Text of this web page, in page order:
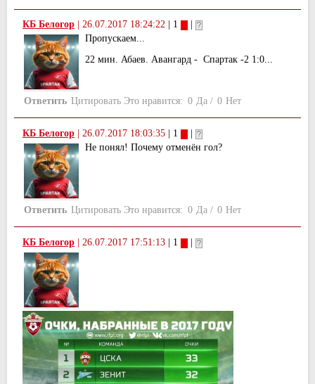
КБ Белогор 26.07.2017 18:24:22 | 1
Пропускаем...
22 мин. Абаев. Авангард - Спартак -2 1:0...
Ответить Цитировать Это нравится: 0 Да / 0 Нет
КБ Белогор 26.07.2017 18:03:35 | 1
Не понял! Почему отменён гол?
Ответить Цитировать Это нравится: 0 Да / 0 Нет
КБ Белогор 26.07.2017 17:51:13 | 1